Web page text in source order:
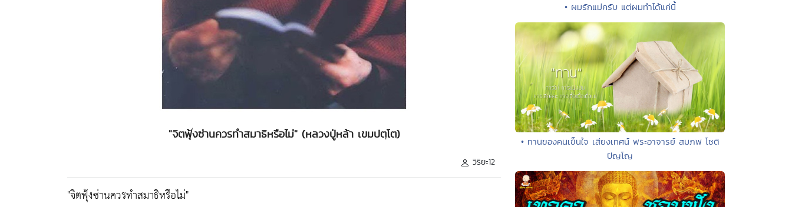
"จิตฟุ้งซ่านควรทำสมาธิหรือไม่" (หลวงปู่หล้า เขมปตฺโต)
วิริยะ12
"จิตฟุ้งซ่านควรทำสมาธิหรือไม่"
• ผมรักแม่ครับ แต่ผมทำได้แค่นี้
• ทานของคนเข็นใจ เสียงเทศน์ พระอาจารย์ สมภพ โชติ
ปัญโญ